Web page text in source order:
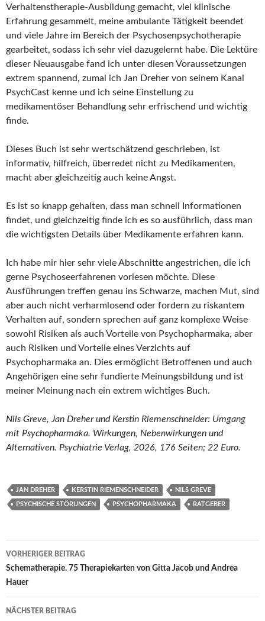
Verhaltenstherapie-Ausbildung gemacht, viel klinische
Erfahrung gesammelt, meine ambulante Tätigkeit beendet
und viele Jahre im Bereich der Psychosenpsychotherapie
gearbeitet, sodass ich sehr viel dazugelernt habe. Die Lektüre
dieser Neuausgabe fand ich unter diesen Voraussetzungen
extrem spannend, zumal ich Jan Dreher von seinem Kanal
PsychCast kenne und ich seine Einstellung zu
medikamentöser Behandlung sehr erfrischend und wichtig
finde.
Dieses Buch ist sehr wertschätzend geschrieben, ist
informativ, hilfreich, überredet nicht zu Medikamenten,
macht aber gleichzeitig auch keine Angst.
Es ist so knapp gehalten, dass man schnell Informationen
findet, und gleichzeitig finde ich es so ausführlich, dass man
die wichtigsten Details über Medikamente erfahren kann.
Ich habe mir hier sehr viele Abschnitte angestrichen, die ich
gerne Psychoseerfahrenen vorlesen möchte. Diese
Ausführungen treffen genau ins Schwarze, machen Mut, sind
aber auch nicht verharmlosend oder fordern zu riskantem
Verhalten auf, sondern sprechen auf ganz komplexe Weise
sowohl Risiken als auch Vorteile von Psychopharmaka, aber
auch Risiken und Vorteile eines Verzichts auf
Psychopharmaka an. Dies ermöglicht Betroffenen und auch
Angehörigen eine sehr fundierte Meinungsbildung und ist
meiner Meinung nach ein extrem wichtiges Buch.
Nils Greve, Jan Dreher und Kerstin Riemenschneider: Umgang
mit Psychopharmaka. Wirkungen, Nebenwirkungen und
Alternativen. Psychiatrie Verlag, 2026, 176 Seiten; 22 Euro.
JAN DREHER KERSTIN RIEMENSCHNEIDER NILS GREVE
PSYCHISCHE STÖRUNGEN PSYCHOPHARMAKA RATGEBER
Beitragsnavigation
VORHERIGER BEITRAG
Schematherapie. 75 Therapiekarten von Gitta Jacob und Andrea
Hauer
NÄCHSTER BEITRAG